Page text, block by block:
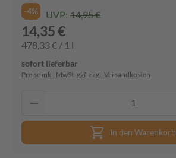
-4% UVP: 14,95 €
14,35 €
478,33 € / 1 l
sofort lieferbar
Preise inkl. MwSt. ggf. zzgl. Versandkosten
In den Warenkorb